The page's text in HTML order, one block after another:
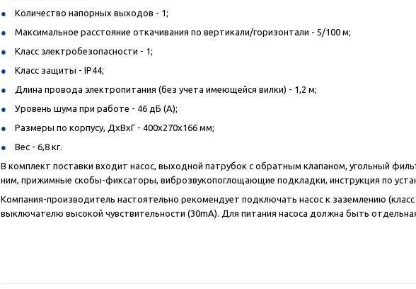
Количество напорных выходов - 1;
Максимальное расстояние откачивания по вертикали/горизонтали - 5/100 м;
Класс электробезопасности - 1;
Класс защиты - IP44;
Длина провода электропитания (без учета имеющейся вилки) - 1,2 м;
Уровень шума при работе - 46 дБ (А);
Размеры по корпусу, ДxВxГ - 400x270x166 мм;
Вес - 6,8 кг.
В комплект поставки входит насос, выходной патрубок с обратным клапаном, угольный
ним, прижимные скобы-фиксаторы, виброзвукопоглощающие подкладки, инструкция по
Компания-производитель настоятельно рекомендует подключать насос к заземлению
выключателю высокой чувствительности (30mA). Для питания насоса должна быть